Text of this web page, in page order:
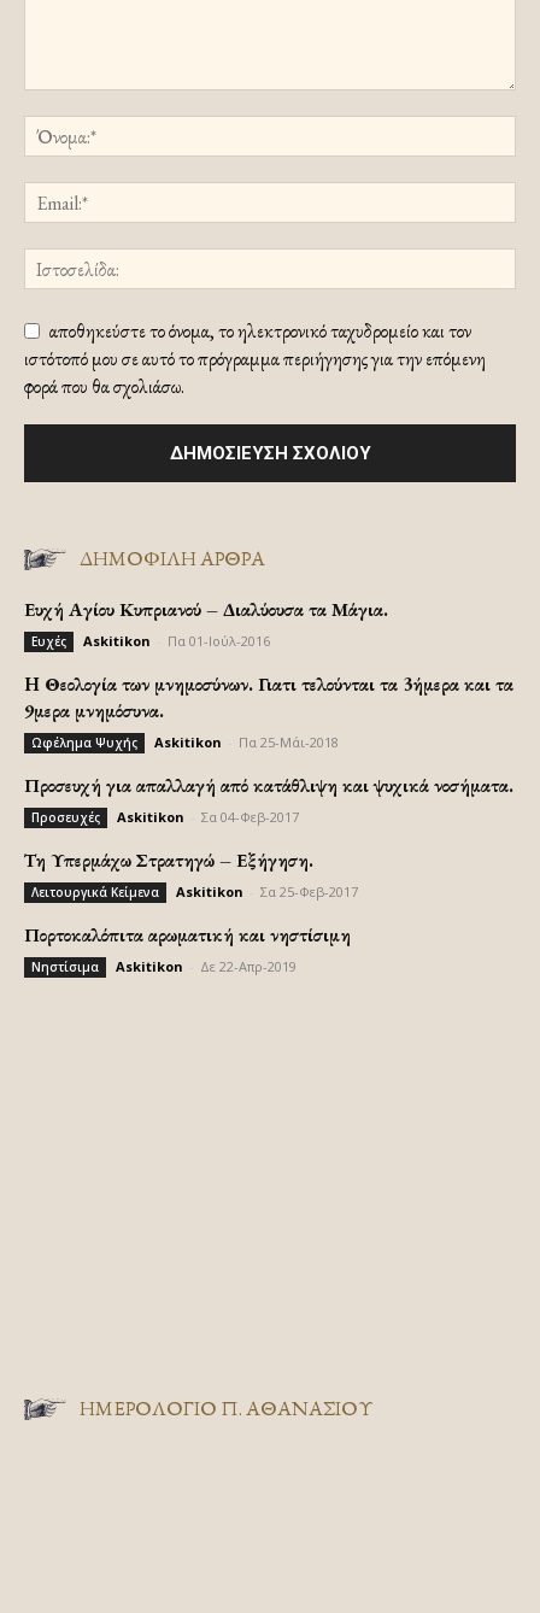
αποθηκεύστε το όνομα, το ηλεκτρονικό ταχυδρομείο και τον
ιστότοπό μου σε αυτό το πρόγραμμα περιήγησης για την επόμενη
φορά που θα σχολιάσω.
ΔΗΜΟΦΙΛΗ ΑΡΘΡΑ
Ευχή Αγίου Κυπριανού – Διαλύουσα τα Μάγια.
Ευχές Askitikon Πα 01-Ιούλ-2016
H Θεολογία των μνημοσύνων. Γιατι τελούνται τα 3ήμερα και τα
9μερα μνημόσυνα.
Ωφέλημα Ψυχής Askitikon Πα 25-Μάι-2018
Προσευχή για απαλλαγή από κατάθλιψη και ψυχικά νοσήματα.
Προσευχές Askitikon Σα 04-Φεβ-2017
Τη Υπερμάχω Στρατηγώ – Εξήγηση.
Λειτουργικά Κείμενα Askitikon Σα 25-Φεβ-2017
Πορτοκαλόπιτα αρωματική και νηστίσιμη
Νηστίσιμα Askitikon Δε 22-Απρ-2019
ΗΜΕΡΟΛΟΓΙΟ Π. ΑΘΑΝΑΣΙΟΥ